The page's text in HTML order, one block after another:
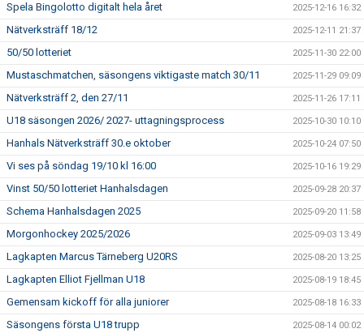
Spela Bingolotto digitalt hela året 2025-12-16 16:32
Nätverksträff 18/12 2025-12-11 21:37
50/50 lotteriet 2025-11-30 22:00
Mustaschmatchen, säsongens viktigaste match 30/11 2025-11-29 09:09
Nätverksträff 2, den 27/11 2025-11-26 17:11
U18 säsongen 2026/ 2027- uttagningsprocess 2025-10-30 10:10
Hanhals Nätverksträff 30.e oktober 2025-10-24 07:50
Vi ses på söndag 19/10 kl 16:00 2025-10-16 19:29
Vinst 50/50 lotteriet Hanhalsdagen 2025-09-28 20:37
Schema Hanhalsdagen 2025 2025-09-20 11:58
Morgonhockey 2025/2026 2025-09-03 13:49
Lagkapten Marcus Tärneberg U20RS 2025-08-20 13:25
Lagkapten Elliot Fjellman U18 2025-08-19 18:45
Gemensam kickoff för alla juniorer 2025-08-18 16:33
Säsongens första U18 trupp 2025-08-14 00:02